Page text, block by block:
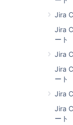
Jira
Jira
ート
Jira
Jira
ート
Jira
Jira
ート
プライバシー ポリ
アトラシ